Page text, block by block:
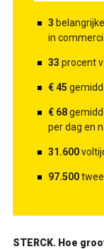
3
in
33 procent
€ 45
€ 68
per dag en
31.600
97.500
STERCK. Hoe